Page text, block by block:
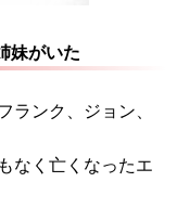
妹がいた
ランク、ジョン、
なく亡くなったエ